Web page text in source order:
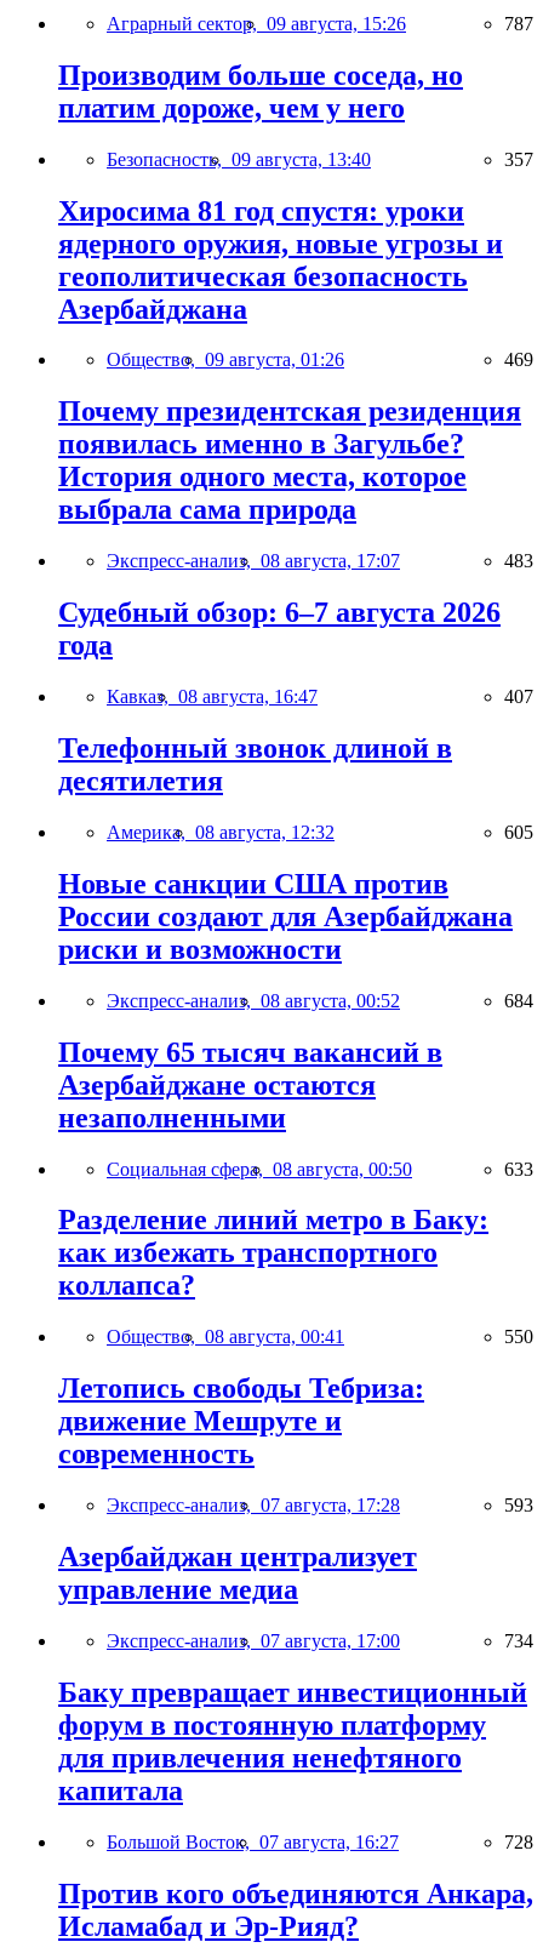
Аграрный сектор, 09 августа, 15:26 787
Производим больше соседа, но
платим дороже, чем у него
Безопасность, 09 августа, 13:40 357
Хиросима 81 год спустя: уроки
ядерного оружия, новые угрозы и
геополитическая безопасность
Азербайджана
Общество, 09 августа, 01:26 469
Почему президентская резиденция
появилась именно в Загульбе?
История одного места, которое
выбрала сама природа
Экспресс-анализ, 08 августа, 17:07 483
Судебный обзор: 6–7 августа 2026
года
Кавказ, 08 августа, 16:47 407
Телефонный звонок длиной в
десятилетия
Америка, 08 августа, 12:32 605
Новые санкции США против
России создают для Азербайджана
риски и возможности
Экспресс-анализ, 08 августа, 00:52 684
Почему 65 тысяч вакансий в
Азербайджане остаются
незаполненными
Социальная сфера, 08 августа, 00:50 633
Разделение линий метро в Баку:
как избежать транспортного
коллапса?
Общество, 08 августа, 00:41 550
Летопись свободы Тебриза:
движение Мешруте и
современность
Экспресс-анализ, 07 августа, 17:28 593
Азербайджан централизует
управление медиа
Экспресс-анализ, 07 августа, 17:00 734
Баку превращает инвестиционный
форум в постоянную платформу
для привлечения ненефтяного
капитала
Большой Восток, 07 августа, 16:27 728
Против кого объединяются Анкара,
Исламабад и Эр-Рияд?